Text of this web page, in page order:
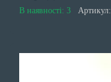
В наявності: 3 Артикул: